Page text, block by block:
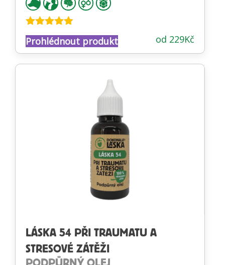
Hodnocení
4.82z 5 od 229Kč
Prohlédnout produkt
LÁSKA 54 PŘI TRAUMATU A
STRESOVÉ ZÁTĚŽI
PODPŮRNÝ OLEJ